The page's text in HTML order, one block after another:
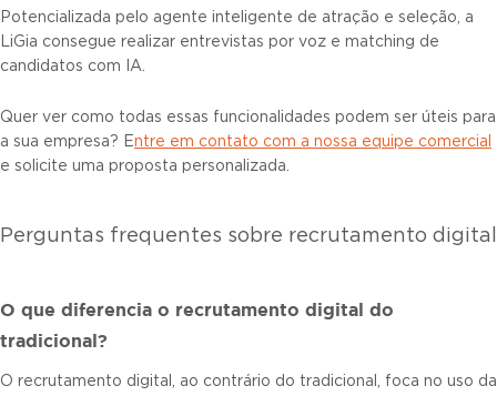
Potencializada pelo agente inteligente de atração e seleção, a
LiGia consegue realizar entrevistas por voz e matching de
candidatos com IA.
Quer ver como todas essas funcionalidades podem ser úteis para
a sua empresa? Entre em contato com a nossa equipe comercial
e solicite uma proposta personalizada.
Perguntas frequentes sobre recrutamento digital
O que diferencia o recrutamento digital do
tradicional?
O recrutamento digital, ao contrário do tradicional, foca no uso da